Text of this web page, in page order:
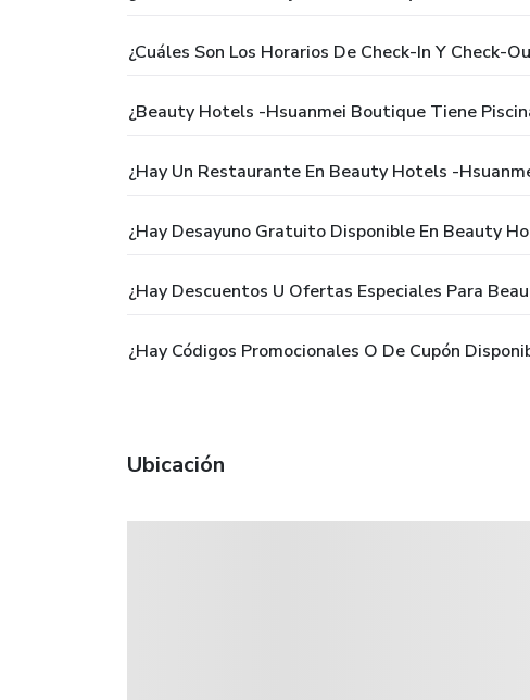
¿Cuáles Son Los Horarios De Check-In Y
¿Beauty Hotels -Hsuanmei Boutique Tiene
¿Hay Un Restaurante En Beauty Hotels -
¿Hay Desayuno Gratuito Disponible En Beauty
¿Hay Descuentos U Ofertas Especiales Para
¿Hay Códigos Promocionales O De Cupón
Ubicación